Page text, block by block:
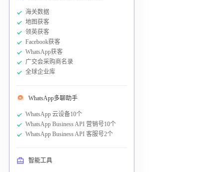
海关数据
地图获客
领英获客
Facebook获客
WhatsApp获客
广交会采购商名录
全球企业库
WhatsApp多聊助手
WhatsApp 云设备10个
WhatsApp Business API 营销号10个
WhatsApp Business API 客服号2个
智能工具